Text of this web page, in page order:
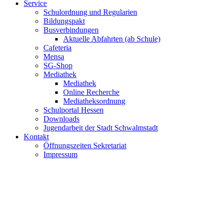
Service
Schulordnung und Regularien
Bildungspakt
Busverbindungen
Aktuelle Abfahrten (ab Schule)
Cafeteria
Mensa
SG-Shop
Mediathek
Mediathek
Online Recherche
Mediatheksordnung
Schulportal Hessen
Downloads
Jugendarbeit der Stadt Schwalmstadt
Kontakt
Öffnungszeiten Sekretariat
Impressum